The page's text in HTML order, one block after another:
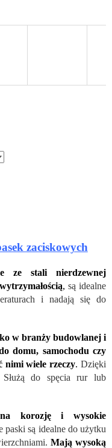
zaciskowych
ze stali nierdzewnej
, są idealne
i nadają się do
w branży budowlanej i
domu, samochodu czy
nimi wiele rzeczy. Dzięki
do spęcia rur lub
korozję i wysokie
paski są idealne do użytku
Mają wysoką